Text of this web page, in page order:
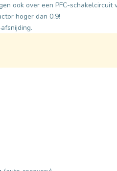
ook over een PFC-schakelcircuit
hoger dan 0.9!